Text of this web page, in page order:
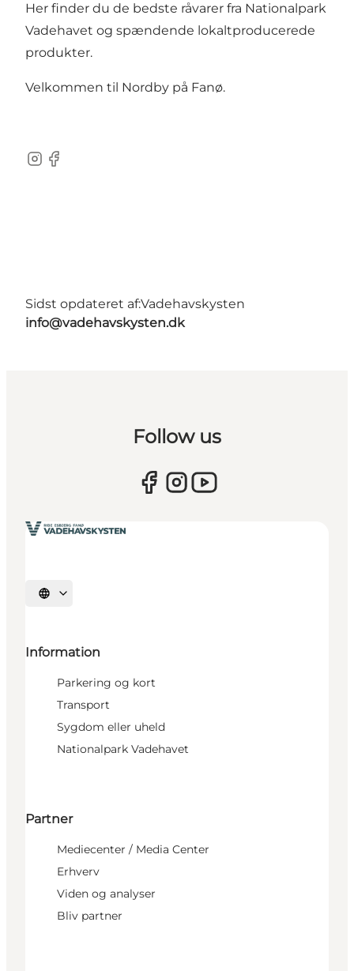
Her finder du de bedste råvarer fra Nationalpark
Vadehavet og spændende lokaltproducerede
produkter.
Velkommen til Nordby på Fanø.
Instagram
Facebook
Sidst opdateret af:Vadehavskysten
info@vadehavskysten.dk
Follow us
Vælg sprog
Information
Parkering og kort
Transport
Sygdom eller uheld
Nationalpark Vadehavet
Partner
Mediecenter / Media Center
Erhverv
Viden og analyser
Bliv partner